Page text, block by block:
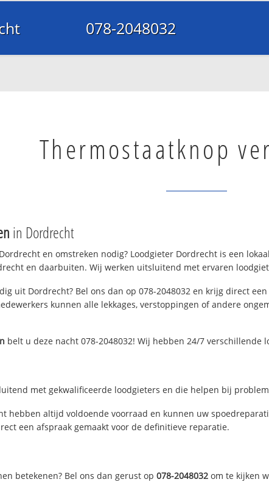
078-2048032
Thermostaatknop
in Dordrecht
en omstreken nodig? Loodgieter Dordrecht is een
en daarbuiten. Wij werken uitsluitend met ervaren
uit Dordrecht? Bel ons dan op 078-2048032 en krijg direct
kunnen alle lekkages, verstoppingen of andere
belt u deze nacht 078-2048032! Wij hebben 24/7
met gekwalificeerde loodgieters en die helpen bij
hebben altijd voldoende voorraad en kunnen uw
een afspraak gemaakt voor de definitieve reparatie.
betekenen? Bel ons dan gerust op078-2048032 om te kijken